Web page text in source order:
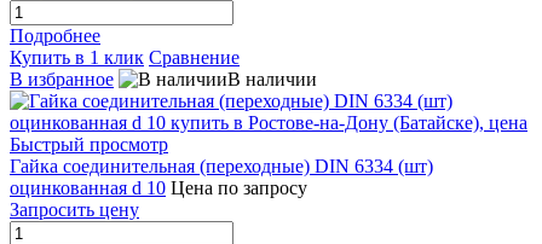
Подробнее
Купить в 1 клик Сравнение
В избранное
В наличии
Быстрый просмотр
Гайка соединительная (переходные) DIN 6334 (шт)
оцинкованная d 10 Цена по запросу
Запросить цену